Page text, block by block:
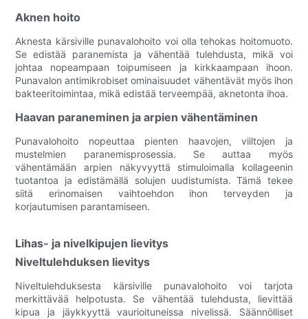
Aknen hoito
Aknesta kärsiville punavalohoito voi olla tehokas hoitomuoto.
Se edistää paranemista ja vähentää tulehdusta, mikä voi
johtaa nopeampaan toipumiseen ja kirkkaampaan ihoon.
Punavalon antimikrobiset ominaisuudet vähentävät myös ihon
bakteeritoimintaa, mikä edistää terveempää, aknetonta ihoa.
Haavan paraneminen ja arpien vähentäminen
Punavalohoito nopeuttaa pienten haavojen, viiltojen ja
mustelmien paranemisprosessia. Se auttaa myös
vähentämään arpien näkyvyyttä stimuloimalla kollageenin
tuotantoa ja edistämällä solujen uudistumista. Tämä tekee
siitä erinomaisen vaihtoehdon ihon terveyden ja
korjautumisen parantamiseen.
Lihas- ja nivelkipujen lievitys
Niveltulehduksen lievitys
Niveltulehduksesta kärsiville punavalohoito voi tarjota
merkittävää helpotusta. Se vähentää tulehdusta, lievittää
kipua ja jäykkyyttä vaurioituneissa nivelissä. Säännölliset